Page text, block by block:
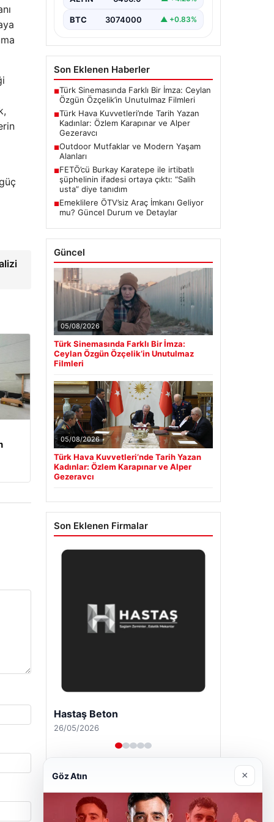
Kuvvetleri’nde…
BTC 3074000 ▲ +0.83%
Son Eklenen Haberler
■Türk Sinemasında Farklı Bir İmza: Ceylan
Özgün Özçelik’in Unutulmaz Filmleri
■Türk Hava Kuvvetleri’nde Tarih Yazan
Kadınlar: Özlem Karapınar ve Alper
Gezeravcı
■Outdoor Mutfaklar ve Modern Yaşam
Alanları
■FETÖ’cü Burkay Karatepe ile irtibatlı
şüphelinin ifadesi ortaya çıktı: “Salih
usta” diye tanıdım
■Emeklilere ÖTV’siz Araç İmkanı Geliyor
mu? Güncel Durum ve Detaylar
Güncel
05/08/2026
Türk Sinemasında Farklı Bir İmza:
Ceylan Özgün Özçelik’in Unutulmaz
Filmleri
05/08/2026
Türk Hava Kuvvetleri’nde Tarih Yazan
Kadınlar: Özlem Karapınar ve Alper
Gezeravcı
Son Eklenen Firmalar
Prenses Night Club
29/04/2026
Göz Atın ×